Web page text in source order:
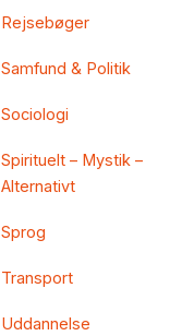
Rejsebøger
Samfund & Politik
Sociologi
Spirituelt – Mystik –
Alternativt
Sprog
Transport
Uddannelse